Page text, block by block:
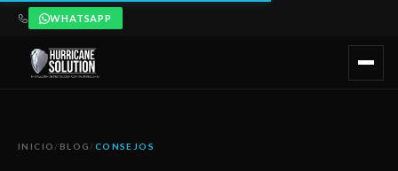
WHATSAPP
INICIO / BLOG /CONSEJOS